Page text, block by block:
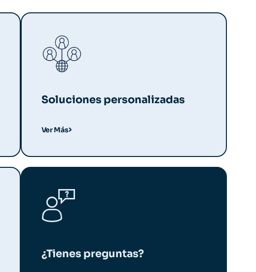
Soluciones personalizadas
Ver Más
¿Tienes preguntas?